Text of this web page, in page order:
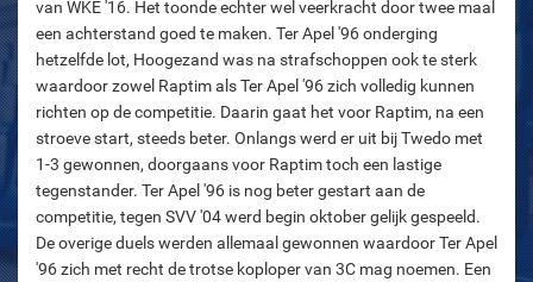
van WKE '16. Het toonde echter wel veerkracht door twee maal
een achterstand goed te maken. Ter Apel '96 onderging
hetzelfde lot, Hoogezand was na strafschoppen ook te sterk
waardoor zowel Raptim als Ter Apel '96 zich volledig kunnen
richten op de competitie. Daarin gaat het voor Raptim, na een
stroeve start, steeds beter. Onlangs werd er uit bij Twedo met
1-3 gewonnen, doorgaans voor Raptim toch een lastige
tegenstander. Ter Apel '96 is nog beter gestart aan de
competitie, tegen SVV '04 werd begin oktober gelijk gespeeld.
De overige duels werden allemaal gewonnen waardoor Ter Apel
'96 zich met recht de trotse koploper van 3C mag noemen. Een